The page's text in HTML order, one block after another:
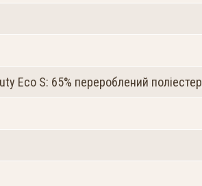
Eco S: 65% перероблений